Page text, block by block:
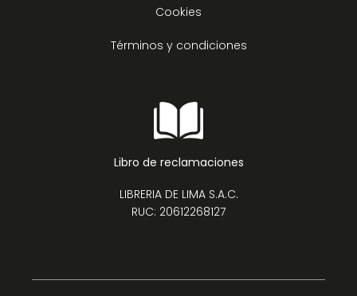
Cookies
Términos y condiciones
Libro de reclamaciones
LIBRERIA DE LIMA S.A.C.
RUC: 20612268127